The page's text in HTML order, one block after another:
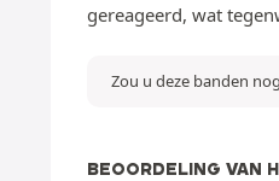
gereageerd, wat
Zou u deze banden
BEOORDELING VAN